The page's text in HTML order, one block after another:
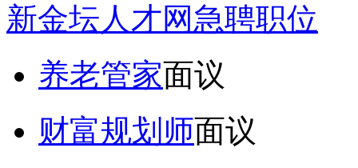
新金坛人才网急聘职位
养老管家面议
财富规划师面议